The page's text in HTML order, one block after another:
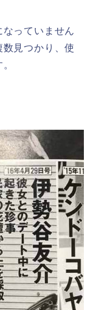
っていません
見つかり、使